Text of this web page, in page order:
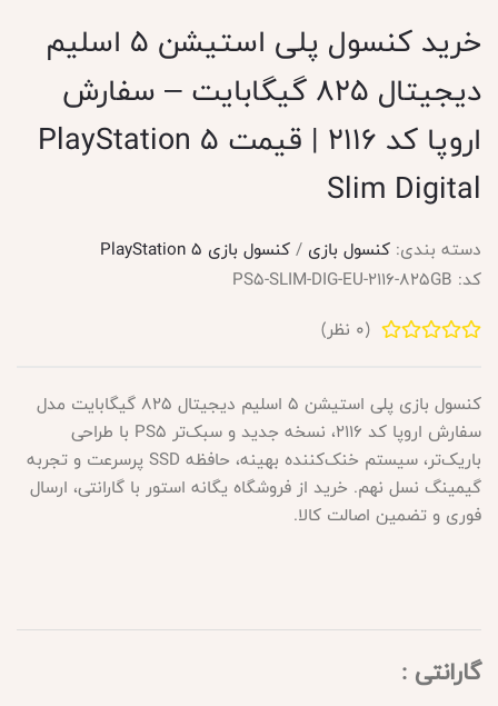
خرید کنسول پلی استیشن 5 اسلیم
دیجیتال 825 گیگابایت – سفارش
اروپا کد 2116 | قیمت PlayStation 5
Slim Digital
دسته بندی: کنسول بازی /کنسول بازی PlayStation 5
کد: PS5-SLIM-DIG-EU-2116-825GB
(
0 نظر)
کنسول بازی پلی استیشن 5 اسلیم دیجیتال 825 گیگابایت مدل
سفارش اروپا کد 2116، نسخه جدید و سبک‌تر PS5 با طراحی
باریک‌تر، سیستم خنک‌کننده بهینه، حافظه SSD پرسرعت و تجربه
گیمینگ نسل نهم. خرید از فروشگاه یگانه استور با گارانتی، ارسال
فوری و تضمین اصالت کالا.
گارانتی :